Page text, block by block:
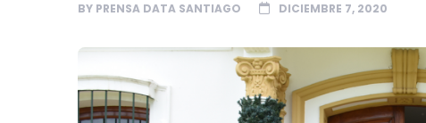
BY PRENSA DATA SANTIAGO DICIEMBRE 7, 2020